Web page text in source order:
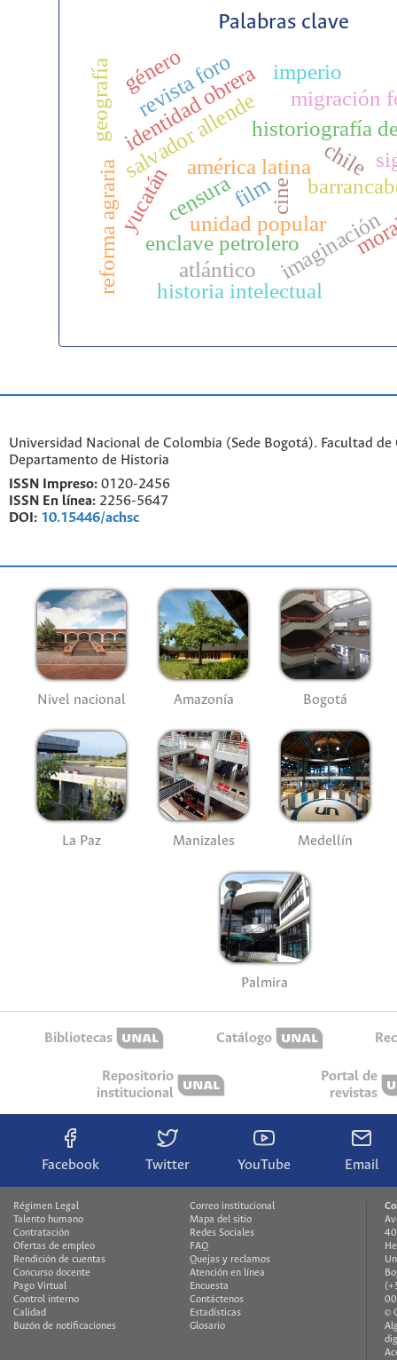
Palabras clave
historiografía
américa latina
censura cine
film
chile
salvador allende
unidad popular
enclave petrolero
identidad obrera
imaginación
migración
reforma agrariayucatán
historia intelectual
revista foro
geografía imperio
atlántico
género
Universidad Nacional de Colombia (Sede Bogotá). Facultad de
Departamento de Historia
ISSN Impreso: 0120-2456
ISSN En línea: 2256-5647
DOI: 10.15446/achsc
Nivel nacional Amazonía Bogotá
La Paz Manizales Medellín
Palmira
Bibliotecas Catálogo
Repositorio
institucional
Portal de
revistas
Facebook Twitter YouTube Email
Régimen Legal
Talento humano
Contratación
Ofertas de empleo
Rendición de cuentas
Concurso docente
Pago Virtual
Control interno
Calidad
Buzón de notificaciones
Correo institucional
Mapa del sitio
Redes Sociales
FAQ
Quejas y reclamos
Atención en línea
Encuesta
Contáctenos
Estadísticas
Glosario
©